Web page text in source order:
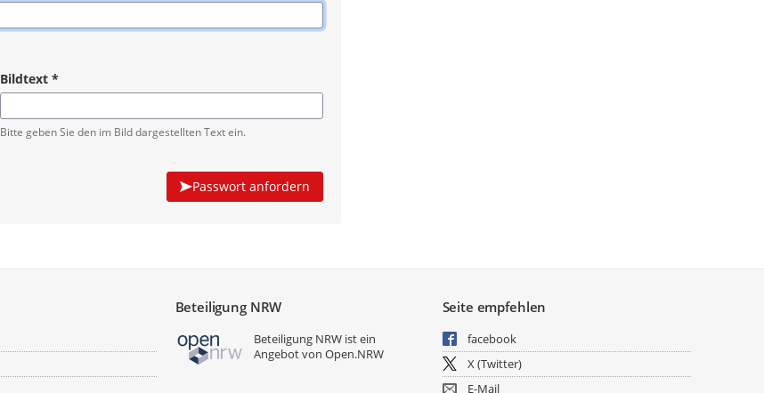
Bildtext *
Pflichtangabe
Bitte geben Sie den im Bild dargestellten Text ein.
Passwort anfordern
Beteiligung NRW
Beteiligung NRW ist ein
Angebot vonOpen.NRW
Seite empfehlen
facebook
X (Twitter)
E-Mail